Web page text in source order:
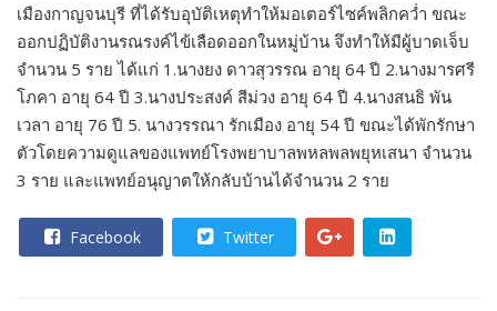
เมืองกาญจนบุรี ที่ได้รับอุบัติเหตุทำให้มอเตอร์ไซค์พลิกคว่ำ ขณะ
ออกปฏิบัติงานรณรงค์ไข้เลือดออกในหมู่บ้าน จึงทำให้มีผู้บาดเจ็บ
จำนวน 5 ราย ได้แก่ 1.นางยง ดาวสุวรรณ อายุ 64 ปี 2.นางมารศรี
โภคา อายุ 64 ปี 3.นางประสงค์ สีม่วง อายุ 64 ปี 4.นางสนธิ พัน
เวลา อายุ 76 ปี 5. นางวรรณา รักเมือง อายุ 54 ปี ขณะได้พักรักษา
ตัวโดยความดูแลของแพทย์โรงพยาบาลพหลพลพยุหเสนา จำนวน
3 ราย และแพทย์อนุญาตให้กลับบ้านได้จำนวน 2 ราย
Facebook Twitter